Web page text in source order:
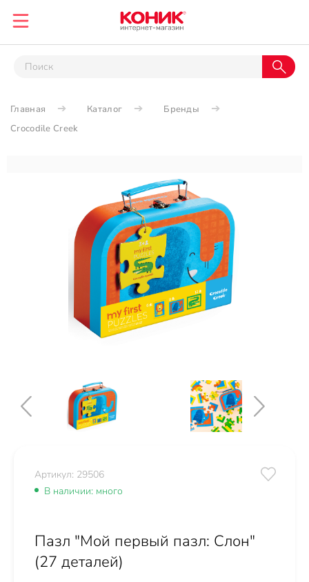
Главная Каталог
Бренды
Crocodile Creek
Артикул: 29506
В наличии: много
Пазл "Мой первый пазл: Слон"
(27 деталей)